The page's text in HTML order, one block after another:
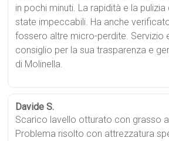
in pochi minuti. La rapidità e la
state impeccabili. Ha anche
fossero altre micro-perdite. Servizio
consiglio per la sua trasparenza e
di Molinella.
Davide S.
Scarico lavello otturato con grasso a
Problema risolto con attrezzatura